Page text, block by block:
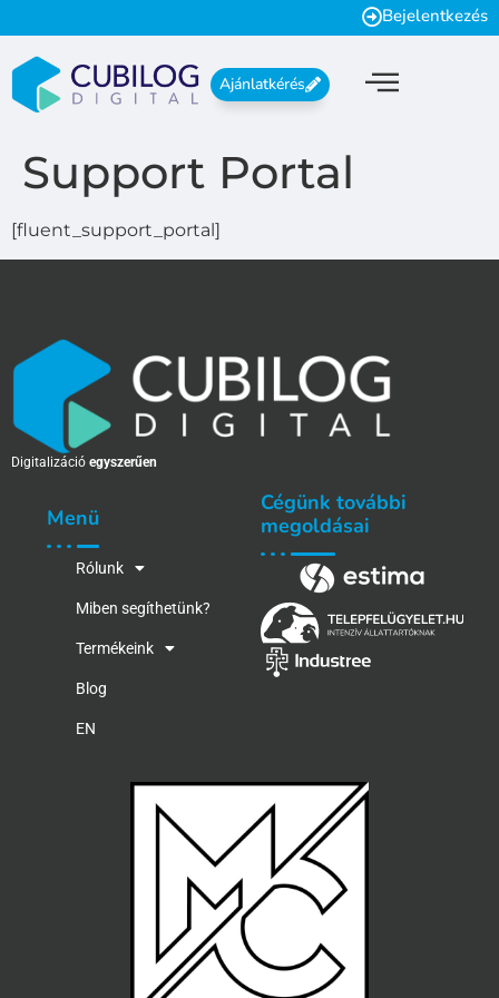
Bejelentkezés
Ajánlatkérés
Support Portal
[fluent_support_portal]
Digitalizáció egyszerűen
Menü
Rólunk
Miben segíthetünk?
Termékeink
Blog
EN
Cégünk további
megoldásai